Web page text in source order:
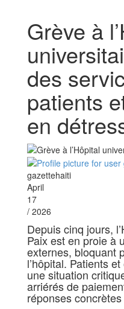
Grève à
des
patients
en
gazettehaiti
April
17
/ 2026
Depuis cinq jours,
Paix est en proie à
externes, bloquant
l’hôpital. Patients
une situation
arriérés de
réponses